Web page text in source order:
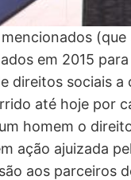
em 2015
direitos sociais a
até hoje por
homem o
ação ajuizada
aos parceiros